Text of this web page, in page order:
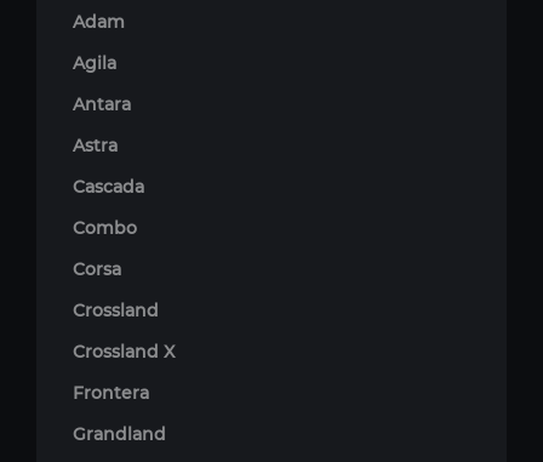
Adam
Agila
Antara
Astra
Cascada
Combo
Corsa
Crossland
Crossland X
Frontera
Grandland